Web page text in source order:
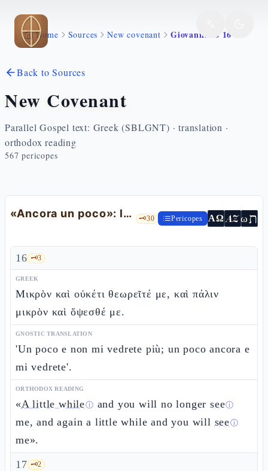
Skip to main content
Home Sources New covenant Giovanni 16 16 24
Back to Sources
New Covenant
Parallel Gospel text: Greek (SBLGNT) · translation ·
orthodox reading
567 pericopes
«Ancora un poco»: la tristezza che diventa gioia 🗝️30 Pericopes ΑΩ AZωת
16 🗝️3
GREEK
Μικρὸν καὶ οὐκέτι θεωρεῖτέ με, καὶ πάλιν
μικρὸν καὶ ὄψεσθέ με.
GNOSTIC TRANSLATION
'Un poco e non mi vedrete più; un poco ancora e
mi vedrete'.
ORTHODOX READING
«A little whileⓘ and you will no longerseeⓘ
me, and again a little while and you will seeⓘ
me».
17 🗝️2